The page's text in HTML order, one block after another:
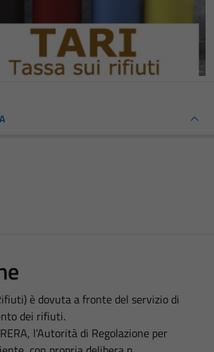
è dovuta a fronte del servizio di
dei rifiuti.
l’Autorità di Regolazione per